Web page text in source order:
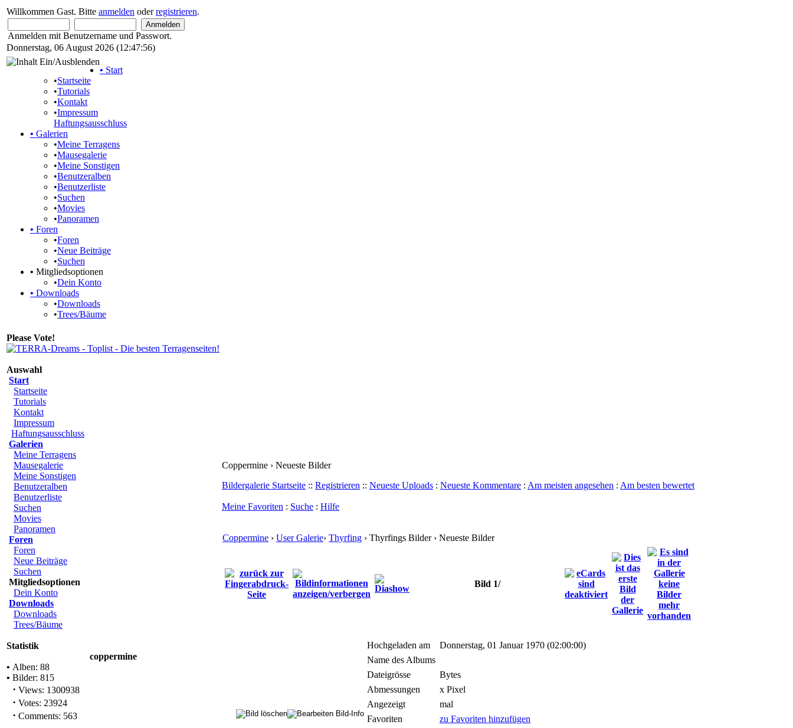
Willkommen Gast. Bitte anmelden oderregistrieren.
Anmelden mit Benutzername und Passwort.
Donnerstag, 06 August 2026 (12:47:56)
• Start
•Startseite
•Tutorials
•Kontakt
•Impressum
Haftungsausschluss
• Galerien
•Meine Terragens
•Mausegalerie
•Meine Sonstigen
•Benutzeralben
•Benutzerliste
•Suchen
•Movies
•Panoramen
• Foren
•Foren
•Neue Beiträge
•Suchen
• Mitgliedsoptionen
•Dein Konto
• Downloads
•Downloads
•Trees/Bäume
Please Vote!
Auswahl
Start
Startseite
Tutorials
Kontakt
Impressum
Haftungsausschluss
Galerien
Meine Terragens
Mausegalerie
Meine Sonstigen
Benutzeralben
Benutzerliste
Suchen
Movies
Panoramen
Foren
Foren
Neue Beiträge
Suchen
Mitgliedsoptionen
Dein Konto
Downloads
Downloads
Trees/Bäume
Statistik
coppermine
• Alben: 88
• Bilder: 815
· Views: 1300938
· Votes: 23924
· Comments: 563
Coppermine › Neueste Bilder
Bildergalerie Startseite :: Registrieren :: Neueste Uploads : Neueste Kommentare : Am meisten angesehen : Am besten bewertet
Meine Favoriten : Suche : Hilfe
Coppermine › User Galerie› Thyrfing › Thyrfings Bilder › Neueste Bilder
Bild 1/
Hochgeladen am
Donnerstag, 01 Januar 1970 (02:00:00)
Name des Albums
Dateigrösse
Bytes
Abmessungen
x Pixel
Angezeigt
mal
Favoriten
zu Favoriten hinzufügen